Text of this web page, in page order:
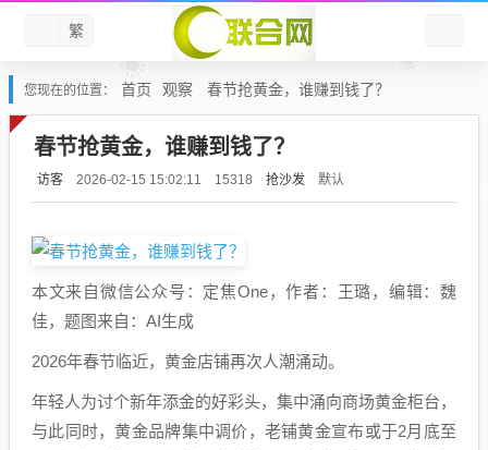
繁
您现在的位置： 首页 观察 春节抢黄金，谁赚到钱了？
春节抢黄金，谁赚到钱了？
访客 2026-02-15 15:02:11 15318 抢沙发 默认
本文来自微信公众号：定焦One，作者：王璐，编辑：魏
佳，题图来自：AI生成
2026年春节临近，黄金店铺再次人潮涌动。
年轻人为讨个新年添金的好彩头，集中涌向商场黄金柜台，
与此同时，黄金品牌集中调价，老铺黄金宣布或于2月底至